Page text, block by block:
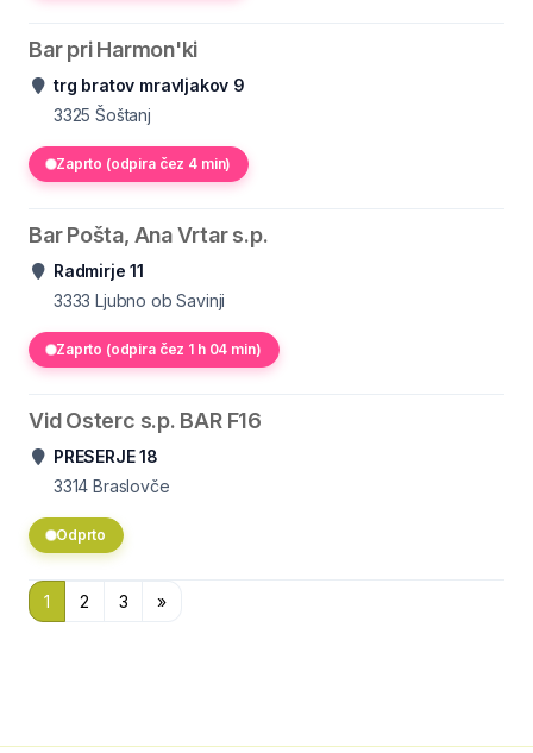
Bar pri Harmon'ki
trg bratov mravljakov 9
3325 Šoštanj
Zaprto (odpira čez 4 min)
Bar Pošta, Ana Vrtar s.p.
Radmirje 11
3333 Ljubno ob Savinji
Zaprto (odpira čez 1 h 04 min)
Vid Osterc s.p. BAR F16
PRESERJE 18
3314 Braslovče
Odprto
1 2 3 »